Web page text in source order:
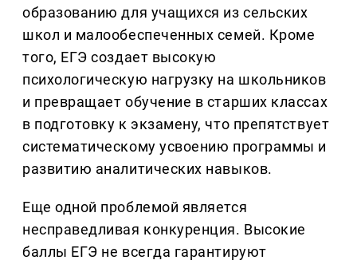
образованию для учащихся из сельских
школ и малообеспеченных семей. Кроме
того, ЕГЭ создает высокую
психологическую нагрузку на школьников
и превращает обучение в старших классах
в подготовку к экзамену, что препятствует
систематическому усвоению программы и
развитию аналитических навыков.
Еще одной проблемой является
несправедливая конкуренция. Высокие
баллы ЕГЭ не всегда гарантируют